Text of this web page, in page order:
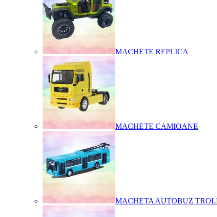
MACHETE REPLICA
MACHETE CAMIOANE
MACHETA AUTOBUZ